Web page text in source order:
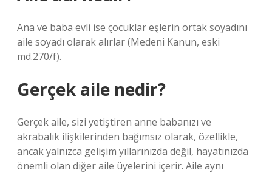
Ana ve baba evli ise çocuklar eşlerin ortak soyadını
aile soyadı olarak alırlar (Medeni Kanun, eski
md.270/f).
Gerçek aile nedir?
Gerçek aile, sizi yetiştiren anne babanızı ve
akrabalık ilişkilerinden bağımsız olarak, özellikle,
ancak yalnızca gelişim yıllarınızda değil, hayatınızda
önemli olan diğer aile üyelerini içerir. Aile aynı